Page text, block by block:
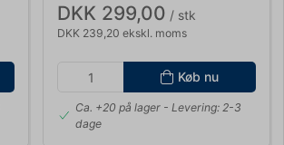
DKK 299,00 / stk
DKK 239,20 ekskl. moms
Køb nu
Ca. +20 på lager - Levering: 2-3
dage